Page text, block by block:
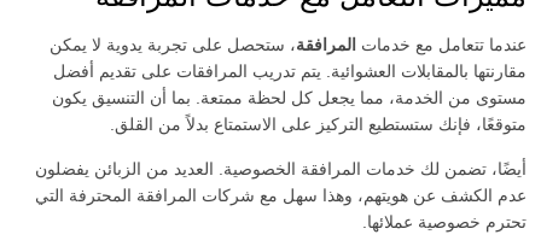
عندما تتعامل مع خدمات المرافقة، ستحصل على تجربة يدوية لا يمكن
مقارنتها بالمقابلات العشوائية. يتم تدريب المرافقات على تقديم أفضل
مستوى من الخدمة، مما يجعل كل لحظة ممتعة. بما أن التنسيق يكون
متوقعًا، فإنك ستستطيع التركيز على الاستمتاع بدلاً من القلق.
أيضًا، تضمن لك خدمات المرافقة الخصوصية. العديد من الزبائن يفضلون
عدم الكشف عن هويتهم، وهذا سهل مع شركات المرافقة المحترفة التي
تحترم خصوصية عملائها.